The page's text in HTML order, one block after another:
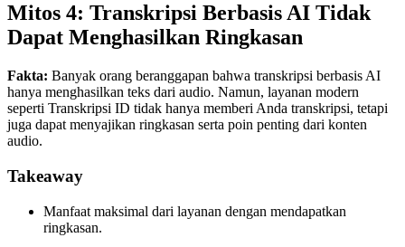
Mitos 4: Transkripsi Berbasis AI Tidak
Dapat Menghasilkan Ringkasan
Fakta: Banyak orang beranggapan bahwa transkripsi berbasis AI
hanya menghasilkan teks dari audio. Namun, layanan modern
seperti Transkripsi ID tidak hanya memberi Anda transkripsi, tetapi
juga dapat menyajikan ringkasan serta poin penting dari konten
audio.
Takeaway
Manfaat maksimal dari layanan dengan mendapatkan
ringkasan.